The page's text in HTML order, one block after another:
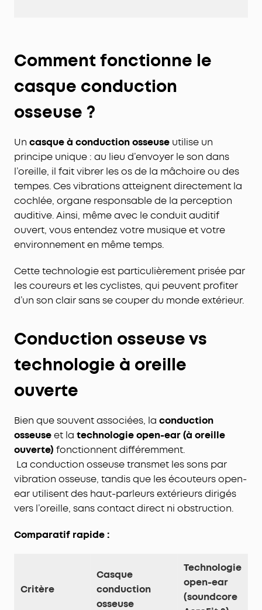
Comment fonctionne le
casque conduction
osseuse ?
Un casque à conduction osseuse utilise un
principe unique : au lieu d’envoyer le son dans
l’oreille, il fait vibrer les os de la mâchoire ou des
tempes. Ces vibrations atteignent directement la
cochlée, organe responsable de la perception
auditive. Ainsi, même avec le conduit auditif
ouvert, vous entendez votre musique et votre
environnement en même temps.
Cette technologie est particulièrement prisée par
les coureurs et les cyclistes, qui peuvent profiter
d’un son clair sans se couper du monde extérieur.
Conduction osseuse vs
technologie à oreille
ouverte
Bien que souvent associées, la conduction
osseuseet la technologie open-ear (à oreille
ouverte) fonctionnent différemment.
La conduction osseuse transmet les sons par
vibration osseuse, tandis que les écouteurs open-
ear utilisent des haut-parleurs extérieurs dirigés
vers l’oreille, sans contact direct ni obstruction.
Comparatif rapide :
Critère
Casque
conduction
osseuse
Technologie
open-ear
(soundcore